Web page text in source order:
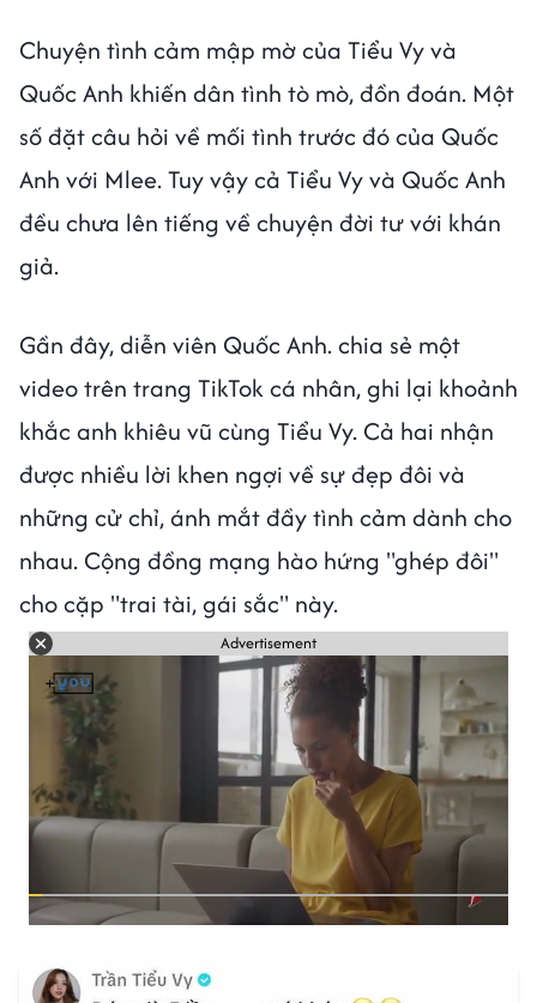
Chuyện tình cảm mập mờ của Tiểu Vy và
Quốc Anh khiến dân tình tò mò, đồn đoán. Một
số đặt câu hỏi về mối tình trước đó của Quốc
Anh với Mlee. Tuy vậy cả Tiểu Vy và Quốc Anh
đều chưa lên tiếng về chuyện đời tư với khán
giả.
Gần đây, diễn viên Quốc Anh. chia sẻ một
video trên trang TikTok cá nhân, ghi lại khoảnh
khắc anh khiêu vũ cùng Tiểu Vy. Cả hai nhận
được nhiều lời khen ngợi về sự đẹp đôi và
những cử chỉ, ánh mắt đầy tình cảm dành cho
nhau. Cộng đồng mạng hào hứng "ghép đôi"
cho cặp "trai tài, gái sắc" này.
Advertisement